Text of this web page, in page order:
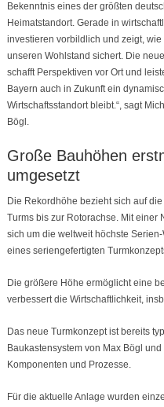
Bekenntnis eines der größten
Heimatstandort. Gerade in
investieren vorbildlich und zeigt,
unseren Wohlstand sichert. Die
schafft Perspektiven vor Ort und
Bayern auch in Zukunft ein
Wirtschaftsstandort bleibt.“, sagt
Bögl.
Große Bauhöhen
umgesetzt
Die Rekordhöhe bezieht sich auf
Turms bis zur Rotorachse. Mit
sich um die weltweit höchste
eines seriengefertigten
Die größere Höhe ermöglicht eine
verbessert die Wirtschaftlichkeit,
Das neue Turmkonzept ist bereits
Baukastensystem von Max Bögl
Komponenten und Prozesse.
Für die aktuelle Anlage wurden